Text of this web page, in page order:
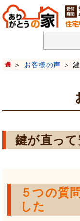
お客様の声
鍵が直っ
５つの質
した